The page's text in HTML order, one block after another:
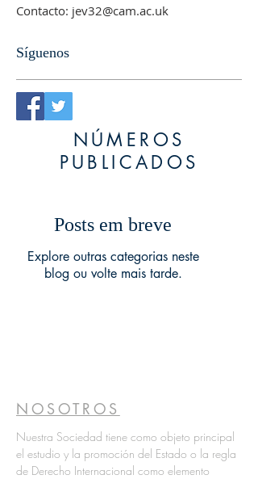
Contacto: jev32@cam.ac.uk
Síguenos
NÚMEROS
PUBLICADOS
Posts em breve
Explore outras categorias neste
blog ou volte mais tarde.
NOSOTROS
Nuestra Sociedad tiene como objeto principal
el estudio y la promoción del Estado o la regla
de Derecho Internacional como elemento